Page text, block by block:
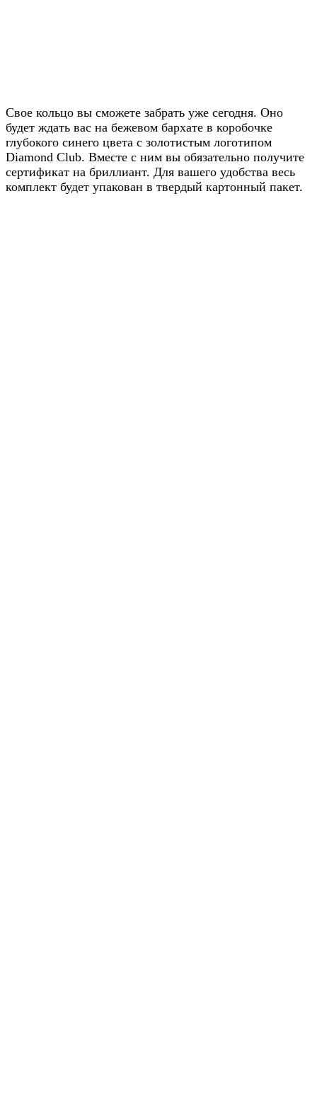
20% от цены на
сайте
Узнавайте условия у наших
менеджеров в WhatsApp
Свое кольцо вы сможете забрать уже сегодня. Оно
будет ждать вас на бежевом бархате в коробочке
глубокого синего цвета с золотистым логотипом
Diamond Club. Вместе с ним вы обязательно получите
сертификат на бриллиант. Для вашего удобства весь
комплект будет упакован в твердый картонный пакет.